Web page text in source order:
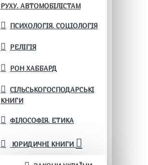
РУХУ. АВТОМОБІЛІСТАМ
ПСИХОЛОГІЯ. СОЦІОЛОГІЯ
РЕЛІГІЯ
РОН ХАББАРД
СІЛЬСЬКОГОСПОДАРСЬКІ
КНИГИ
ФІЛОСОФІЯ. ЕТИКА
ЮРИДИЧНІ КНИГИ